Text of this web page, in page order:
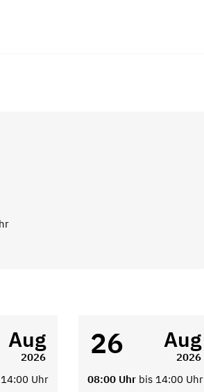
Aug
2026
Uhr
26 Aug
2026
08:00 Uhr bis 14:00 Uhr